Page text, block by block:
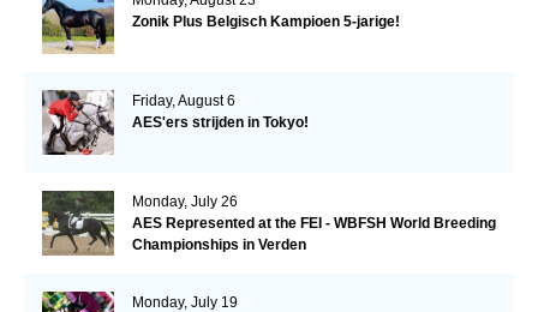
Zonik Plus Belgisch Kampioen 5-jarige!
Friday, August 6
AES'ers strijden in Tokyo!
Monday, July 26
AES Represented at the FEI - WBFSH World Breeding
Championships in Verden
Monday, July 19